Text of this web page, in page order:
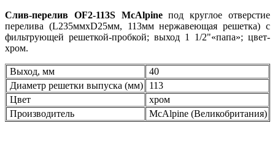
Слив-перелив OF2-113S McAlpineпод круглое отверстие
перелива (L235ммхD25мм, 113мм нержавеющая решетка) с
фильтрующей решеткой-пробкой; выход 1 1/2"«папа»; цвет-
хром.
Выход, мм
40
Диаметр решетки выпуска (мм)
113
Цвет
хром
Производитель
McAlpine (Великобритания)